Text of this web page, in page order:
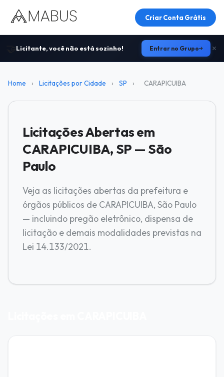
Criar Conta Grátis
Licitante, você não está sozinho! Entrar no Grupo
Home › Licitações por Cidade › SP › CARAPICUIBA
Licitações Abertas em
CARAPICUIBA, SP — São
Paulo
Veja as licitações abertas da prefeitura e
órgãos públicos de CARAPICUIBA, São Paulo
— incluindo pregão eletrônico, dispensa de
licitação e demais modalidades previstas na
Lei 14.133/2021.